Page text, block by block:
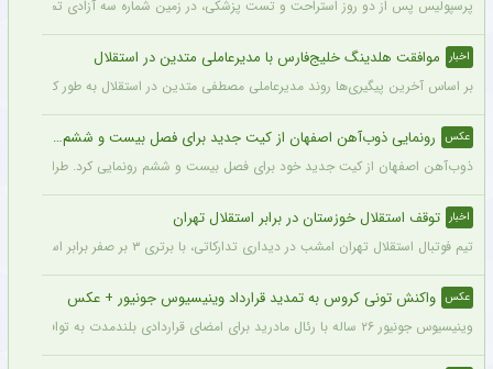
پرسپولیس پس از دو روز استراحت و تست پزشکی، در زمین شماره سه آزادی تمرین کرد.
اخبار موافقت هلدینگ خلیج‌فارس با مدیرعاملی متدین در استقلال
بر اساس آخرین پیگیری‌ها روند مدیرعاملی مصطفی متدین در استقلال به طور کامل
عکس رونمایی ذوب‌آهن اصفهان از کیت جدید برای فصل بیست و ششم + عکس
ذوب‌آهن اصفهان از کیت جدید خود برای فصل بیست و ششم رونمایی کرد. طراحی
اخبار توقف استقلال خوزستان در برابر استقلال تهران
تیم فوتبال استقلال تهران امشب در دیداری تدارکاتی، با برتری ۳ بر صفر برابر استقلال خوزستان، با دبل سعید سحرخیزان و گل یاسر آسانی پیروز شد.
عکس واکنش تونی کروس به تمدید قرارداد وینیسیوس جونیور + عکس
وینیسیوس جونیور ۲۶ ساله با رئال مادرید برای امضای قراردادی بلندمدت به توافق رسید که او را تا سال ۲۰۳۲ در سانتیاگو برنابئو نگه خواهد داشت و به شایعات درباره احتمال جدایی‌اش از این باشگاه پایان می‌دهد.